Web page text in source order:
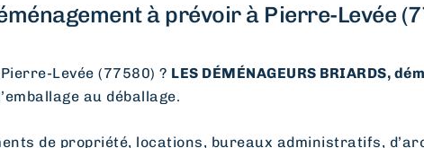
à prévoir à Pierre-Levée
Levée (77580) ? LES DÉMÉNAGEURS BRIARDS,
au déballage.
de propriété, locations, bureaux administratifs,